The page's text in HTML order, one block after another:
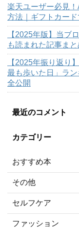
楽天ユーザー必見
方法｜ギフトカー
【2025年版】当ブ
も読まれた記事まと
【2025年振り返り
最も歩いた日」ラ
全公開
最近のコメント
カテゴリー
おすすめ本
その他
セルフケア
ファッション